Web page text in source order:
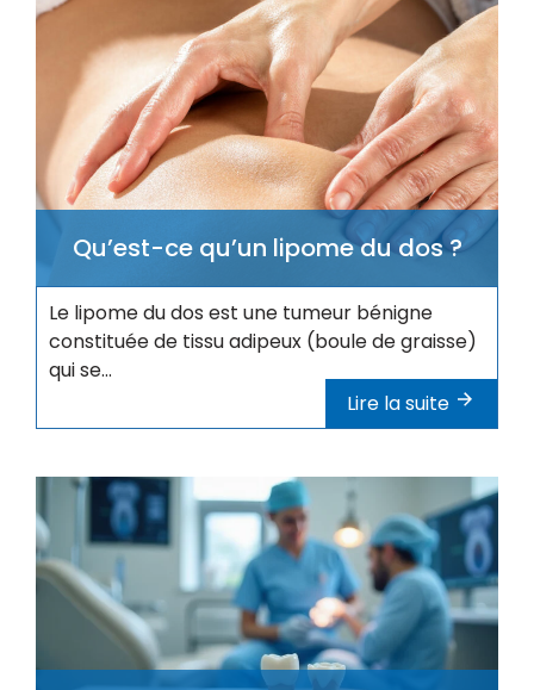
Qu’est-ce qu’un lipome du dos ?
Le lipome du dos est une tumeur bénigne
constituée de tissu adipeux (boule de graisse)
qui se...
Lire la suite